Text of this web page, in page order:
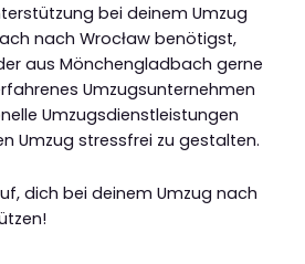
bei deinem Umzug
nach Wrocław benötigst,
aus Mönchengladbach gerne
Umzugsunternehmen
Umzugsdienstleistungen
Umzug stressfrei zu gestalten.
dich bei deinem Umzug nach